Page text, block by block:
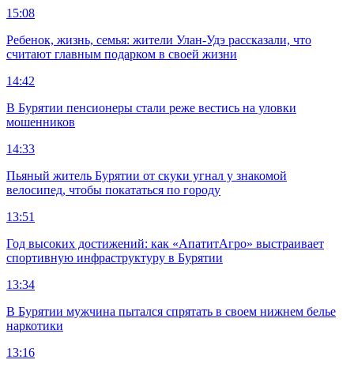
15:08
Ребенок, жизнь, семья: жители Улан-Удэ рассказали, что
считают главным подарком в своей жизни
14:42
В Бурятии пенсионеры стали реже вестись на уловки
мошенников
14:33
Пьяный житель Бурятии от скуки угнал у знакомой
велосипед, чтобы покататься по городу
13:51
Год высоких достижений: как «АпатитАгро» выстраивает
спортивную инфраструктуру в Бурятии
13:34
В Бурятии мужчина пытался спрятать в своем нижнем белье
наркотики
13:16